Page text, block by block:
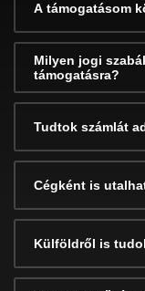
A támogatásom
Milyen jogi
támogatásra?
Tudtok számlát
Cégként is
Külföldről is